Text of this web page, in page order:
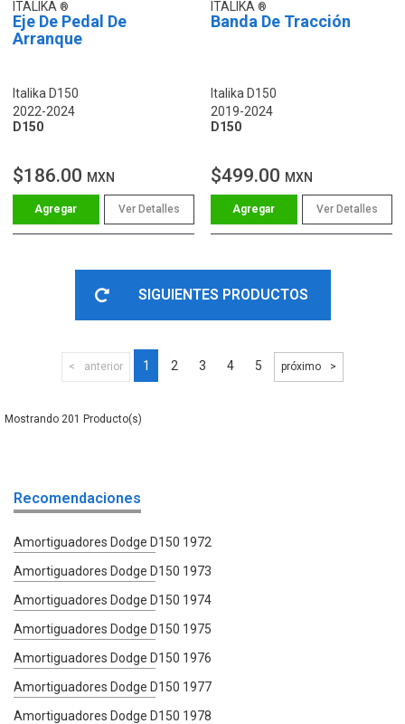
ITALIKA
Eje De Pedal De
Arranque
Italika D150
2022-2024
D150
$186.00 MXN
Ver Detalles
ITALIKA
Banda De Tracción
Italika D150
2019-2024
D150
$499.00 MXN
Ver Detalles
SIGUIENTES PRODUCTOS
anterior 1 2 3 4 5 próximo
201
Recomendaciones
Amortiguadores Dodge D150 1972
Amortiguadores Dodge D150 1973
Amortiguadores Dodge D150 1974
Amortiguadores Dodge D150 1975
Amortiguadores Dodge D150 1976
Amortiguadores Dodge D150 1977
Amortiguadores Dodge D150 1978